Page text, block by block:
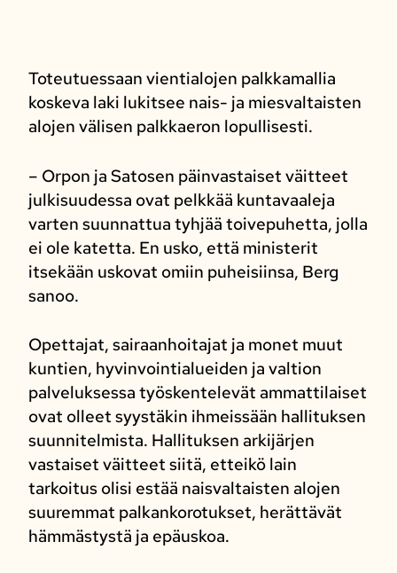
Toteutuessaan vientialojen palkkamallia
koskeva laki lukitsee nais- ja miesvaltaisten
alojen välisen palkkaeron lopullisesti.
– Orpon ja Satosen päinvastaiset väitteet
julkisuudessa ovat pelkkää kuntavaaleja
varten suunnattua tyhjää toivepuhetta, jolla
ei ole katetta. En usko, että ministerit
itsekään uskovat omiin puheisiinsa, Berg
sanoo.
Opettajat, sairaanhoitajat ja monet muut
kuntien, hyvinvointialueiden ja valtion
palveluksessa työskentelevät ammattilaiset
ovat olleet syystäkin ihmeissään hallituksen
suunnitelmista. Hallituksen arkijärjen
vastaiset väitteet siitä, etteikö lain
tarkoitus olisi estää naisvaltaisten alojen
suuremmat palkankorotukset, herättävät
hämmästystä ja epäuskoa.